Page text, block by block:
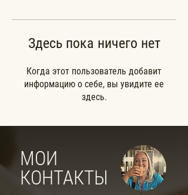
Здесь пока ничего нет
Когда этот пользователь добавит
информацию о себе, вы увидите ее
здесь.
МОИ
КОНТАКТЫ